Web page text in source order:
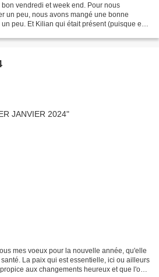
vendredi et week end. Pour nous
un peu, nous avons mangé une bonne
peu. Et Kilian qui était présent (puisque en
mes voeux pour la nouvelle année, qu'elle
La paix qui est essentielle, ici ou ailleurs
aux changements heureux et que l'on